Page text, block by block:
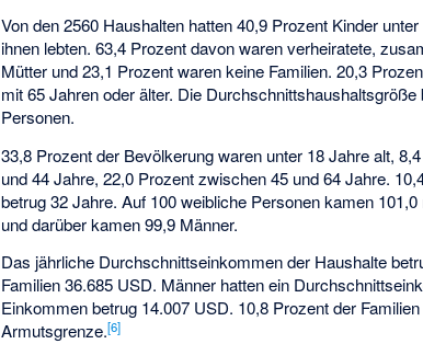
Von den 2560 Haushalten hatten 40,9 Prozent Kinder
ihnen lebten. 63,4 Prozent davon waren verheiratete,
Mütter und 23,1 Prozent waren keine Familien. 20,3
mit 65 Jahren oder älter. Die
Personen.
33,8 Prozent der Bevölkerung waren unter 18 Jahre alt,
und 44 Jahre, 22,0 Prozent zwischen 45 und 64 Jahre.
betrug 32 Jahre. Auf 100 weibliche Personen kamen
und darüber kamen 99,9 Männer.
Das jährliche Durchschnittseinkommen der Haushalte
Familien 36.685 USD. Männer hatten ein
Einkommen betrug 14.007 USD. 10,8 Prozent der
Armutsgrenze.[6]